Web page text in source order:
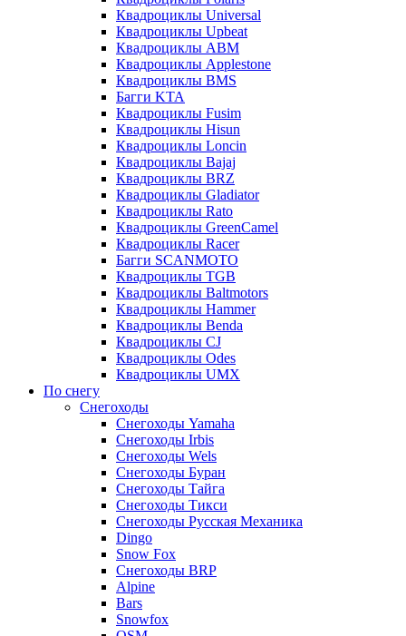
Квадроциклы Universal
Квадроциклы Upbeat
Квадроциклы ABM
Квадроциклы Applestone
Квадроциклы BMS
Багги KTA
Квадроциклы Fusim
Квадроциклы Hisun
Квадроциклы Loncin
Квадроциклы Bajaj
Квадроциклы BRZ
Квадроциклы Gladiator
Квадроциклы Rato
Квадроциклы GreenCamel
Квадроциклы Racer
Багги SCANMOTO
Квадроциклы TGB
Квадроциклы Baltmotors
Квадроциклы Hammer
Квадроциклы Benda
Квадроциклы CJ
Квадроциклы Odes
Квадроциклы UMX
По снегу
Снегоходы
Снегоходы Yamaha
Снегоходы Irbis
Снегоходы Wels
Снегоходы Буран
Снегоходы Тайга
Снегоходы Тикси
Снегоходы Русская Механика
Dingo
Snow Fox
Снегоходы BRP
Alpine
Bars
Snowfox